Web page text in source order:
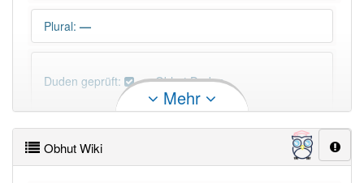
Plural: —
Duden geprüft: Obhut Duden
PowerIndex:17
Mehr
Obhut Wiki